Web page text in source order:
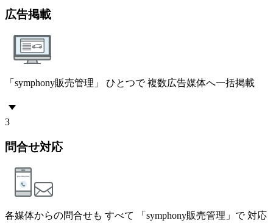
広告掲載
「symphony販売管理」 ひとつで 複数広告媒体へ一括掲載
3
問合せ対応
各媒体からの問合せも すべて 「symphony販売管理」で 対応